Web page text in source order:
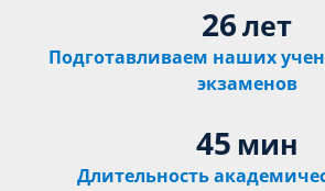
26лет
Подготавливаем наших
экзаменов
45 мин
Длительность